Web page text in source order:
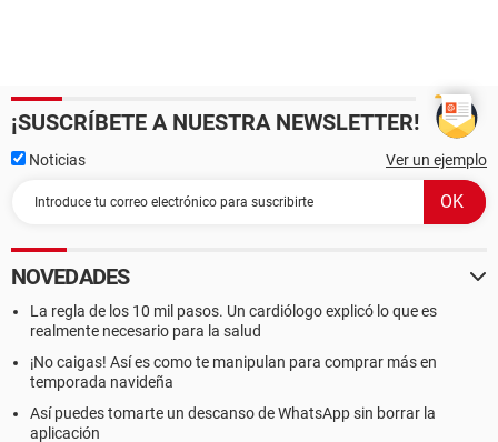
¡SUSCRÍBETE A NUESTRA NEWSLETTER!
Noticias Ver un ejemplo
NOVEDADES
La regla de los 10 mil pasos. Un cardiólogo explicó lo que es
realmente necesario para la salud
¡No caigas! Así es como te manipulan para comprar más en
temporada navideña
Así puedes tomarte un descanso de WhatsApp sin borrar la
aplicación